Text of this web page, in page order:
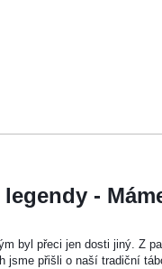
legendy -
byl přeci jen dosti jiný. Z
jsme přišli o naší tradiční